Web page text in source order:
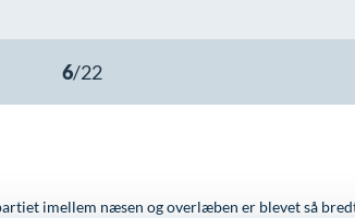
imellem næsen og overlæben er blevet så